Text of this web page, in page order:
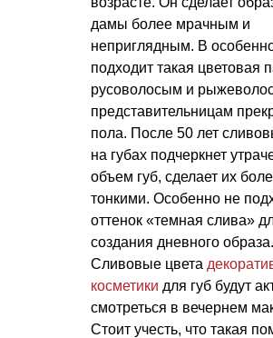
дамы более мрачным и
неприглядным. В
подходит такая цветовая
русоволосым и
представительницам
пола. После 50 лет
на губах подчеркнет
объем губ, сделает их
тонкими. Особенно не
оттенок «темная слива»
создания дневного образа.
Сливовые цвета
косметики для губ будут
смотреться в вечернем
Стоит учесть, что такая